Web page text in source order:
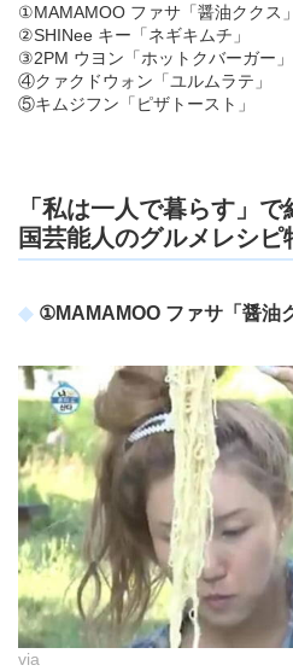
①MAMAMOO ファサ「醤油ククス」
②SHINee キー「ネギキムチ」
③2PM ウヨン「ホットクバーガー」
④クァクドウォン「ユルムラテ」
⑤キムジフン「ピザトースト」
「私は一人で暮らす」
国芸能人のグルメレシピ
①MAMAMOO ファサ「醤油
via